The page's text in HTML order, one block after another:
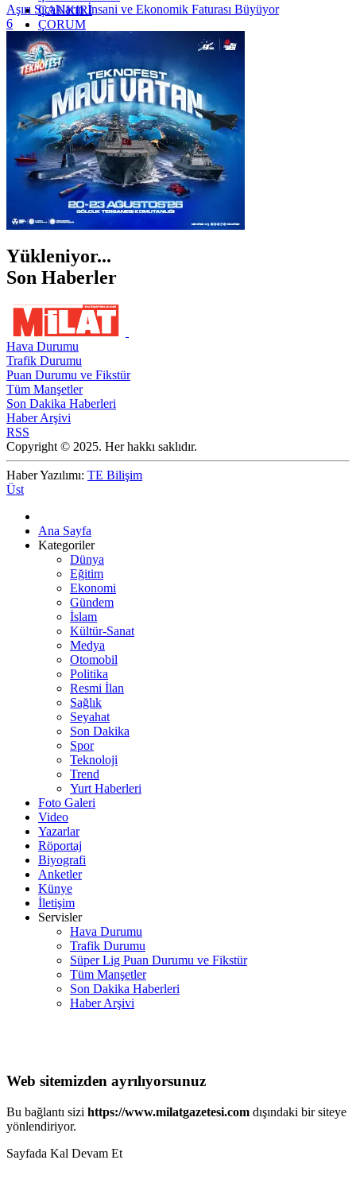
ÇANKIRI
ÇORUM
İSTANBUL
İZMİR
ŞANLIURFA
ŞIRNAK
Aşırı Sıcakların İnsani ve Ekonomik Faturası Büyüyor
6
Yükleniyor...
Son Haberler
Hava Durumu
Trafik Durumu
Puan Durumu ve Fikstür
Tüm Manşetler
Son Dakika Haberleri
Haber Arşivi
RSS
Copyright © 2025. Her hakkı saklıdır.
Haber Yazılımı: TE Bilişim
Üst
Ana Sayfa
Kategoriler
Dünya
Eğitim
Ekonomi
Gündem
İslam
Kültür-Sanat
Medya
Otomobil
Politika
Resmi İlan
Sağlık
Seyahat
Son Dakika
Spor
Teknoloji
Trend
Yurt Haberleri
Foto Galeri
Video
Yazarlar
Röportaj
Biyografi
Anketler
Künye
İletişim
Servisler
Hava Durumu
Trafik Durumu
Süper Lig Puan Durumu ve Fikstür
Tüm Manşetler
Son Dakika Haberleri
Haber Arşivi
Web sitemizden ayrılıyorsunuz
Bu bağlantı sizi https://www.milatgazetesi.com dışındaki bir siteye
yönlendiriyor.
Sayfada Kal Devam Et